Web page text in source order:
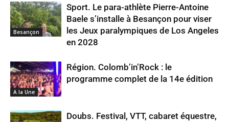
Besançon
Sport. Le para-athlète Pierre-Antoine
Baele s’installe à Besançon pour viser
les Jeux paralympiques de Los Angeles
en 2028
A la Une
Région. Colomb’in’Rock : le
programme complet de la 14e édition
Doubs. Festival, VTT, cabaret équestre,